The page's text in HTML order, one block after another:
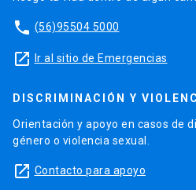
phone (56)95504 5000
launch Ir al sitio de Emergencias
DISCRIMINACIÓN Y
Orientación y apoyo en casos de
género o violencia sexual.
launch Contacto para apoyo